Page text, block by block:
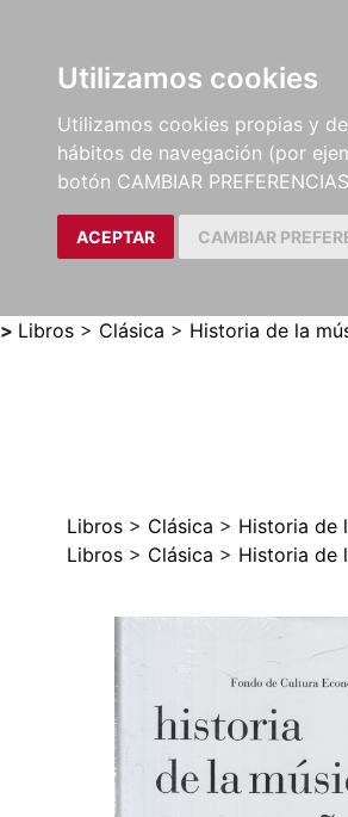
Utilizamos cookies
Utilizamos cookies propias y
hábitos de navegación (por
botón CAMBIAR
ACEPTAR CAMBIAR
LIBROS
MÉTODOS Y
EJERCICIOS
> Libros > Clásica > Historia de la
Libros > Clásica > Historia de
Libros > Clásica > Historia de